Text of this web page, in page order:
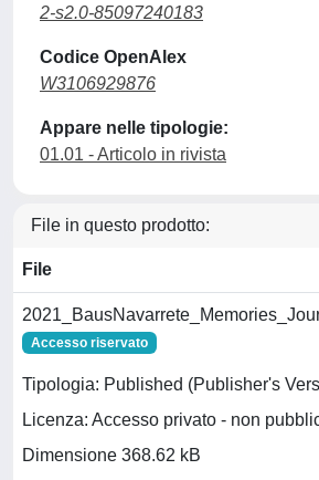
2-s2.0-85097240183
Codice OpenAlex
W3106929876
Appare nelle tipologie:
01.01 - Articolo in rivista
File in questo prodotto:
File
Accesso riservato
Tipologia: Published (Publisher's
Licenza: Accesso privato - non
Dimensione 368.62 kB